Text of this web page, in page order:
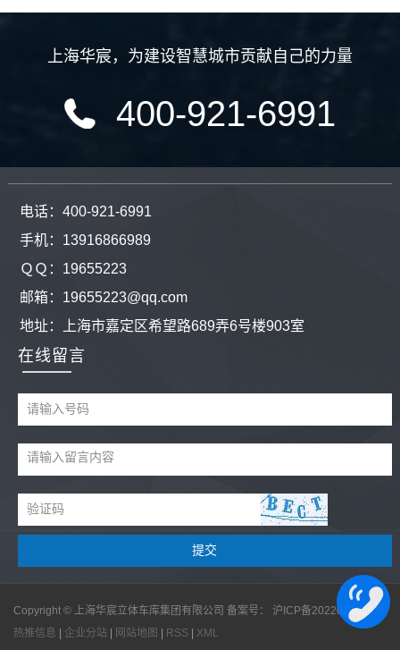
上海华宸 ， 为建设智慧城市贡献自己的力量
400-921-6991
电话：400-921-6991
手机：13916866989
ＱＱ： 19655223
邮箱：19655223@qq.com
地址：
上海市嘉定区希望路689弄6号楼903室
在线留言
Copyright © 上海华宸立体车库集团有限公司 备案号： 沪ICP备2022021629号
热推信息 | 企业分站 | 网站地图 | RSS | XML